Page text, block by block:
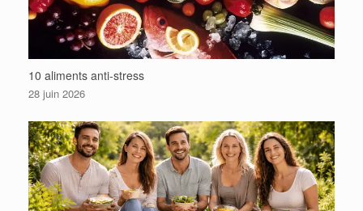
10 aliments anti-stress
28 juin 2026